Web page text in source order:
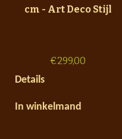
cm - Art Deco Stijl
€299,00
Details
In winkelmand